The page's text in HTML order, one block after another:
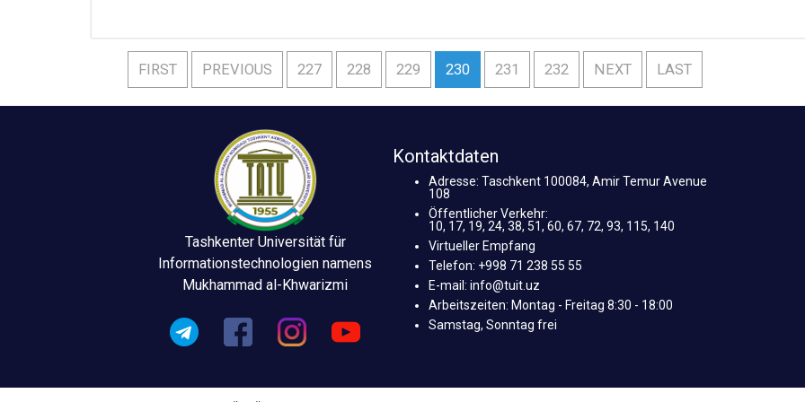
FIRST PREVIOUS 227 228 229 230 231 232 NEXT LAST
Tashkenter Universität für
Informationstechnologien namens
Mukhammad al-Khwarizmi
Kontaktdaten
Adresse: Taschkent 100084, Amir Temur Avenue
108
Öffentlicher Verkehr:
10, 17, 19, 24, 38, 51, 60, 67, 72, 93, 115, 140
Virtueller Empfang
Telefon: +998 71 238 55 55
E-mail: info@tuit.uz
Arbeitszeiten: Montag - Freitag 8:30 - 18:00
Samstag, Sonntag frei